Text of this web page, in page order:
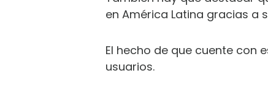
en América Latina gracias a
El hecho de que cuente con
usuarios.